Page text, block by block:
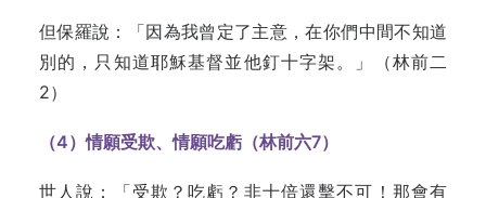
但保羅說：「因為我曾定了主意，在你們中間不知道
別的，只知道耶穌基督並他釘十字架。」（林前二
2）
（4）情願受欺、情願吃虧（林前六7）
世人說：「受欺？吃虧？非十倍還擊不可！那會有